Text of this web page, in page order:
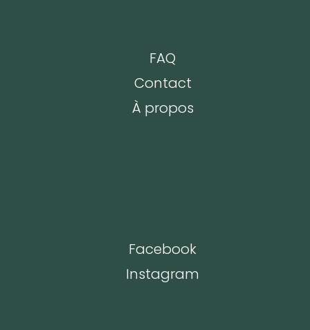
FAQ
Contact
À propos
Facebook
Instagram